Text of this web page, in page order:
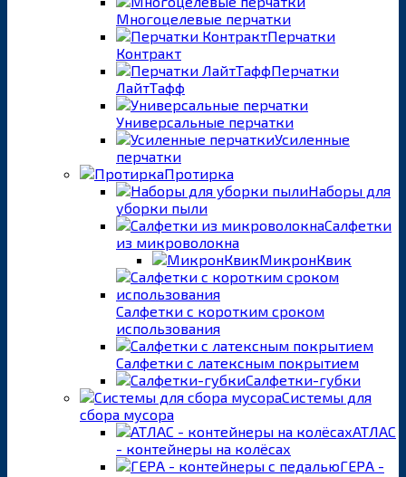
Многоцелевые перчатки
Перчатки
Контракт
Перчатки
ЛайтТафф
Универсальные перчатки
Усиленные
перчатки
Протирка
Наборы для
уборки пыли
Салфетки
из микроволокна
МикронКвик
Салфетки с коротким сроком
использования
Салфетки с латексным покрытием
Салфетки-губки
Системы для
сбора мусора
АТЛАС
- контейнеры на колёсах
ГЕРА -